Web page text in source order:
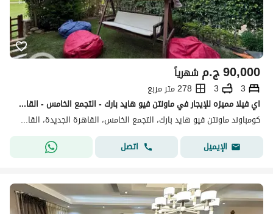
ج.م90,000 شهرياً
3
3
278 متر مربع
اي فيلا مميزه للإيجار في ماونتن فيو هايد بارك - التجمع الخامس - القاهرة الجديدة
كومباوند ماونتن فيو هايد بارك، التجمع الخامس، القاهرة الجديدة، القاهرة
الإيميل
اتصل